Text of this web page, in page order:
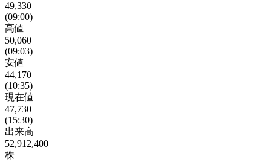
49,330
(09:00)
高値
50,060
(09:03)
安値
44,170
(10:35)
現在値
47,730
(15:30)
出来高
52,912,400
株